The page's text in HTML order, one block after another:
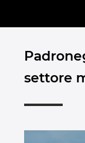
settore
France
Germany